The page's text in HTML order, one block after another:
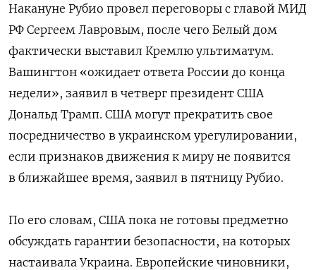
Накануне Рубио провел переговоры с главой МИД
РФ Сергеем Лавровым, после чего Белый дом
фактически выставил Кремлю ультиматум.
Вашингтон «ожидает ответа России до конца
недели», заявил в четверг президент США
Дональд Трамп. США могут прекратить свое
посредничество в украинском урегулировании,
если признаков движения к миру не появится
в ближайшее время, заявил в пятницу Рубио.
По его словам, США пока не готовы предметно
обсуждать гарантии безопасности, на которых
настаивала Украина. Европейские чиновники,